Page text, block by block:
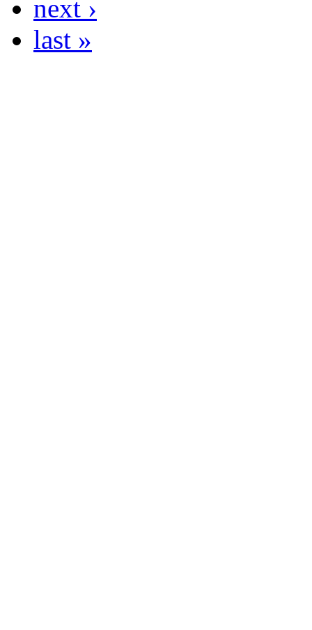
next ›
last »